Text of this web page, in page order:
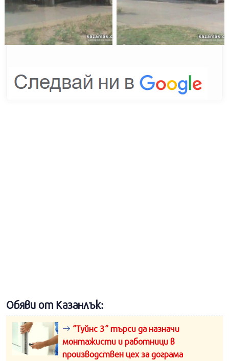
Обяви от Казанлък:
“Туйнс 3“ търси да назначи
монтажисти и работници в
производствен цех за дограма